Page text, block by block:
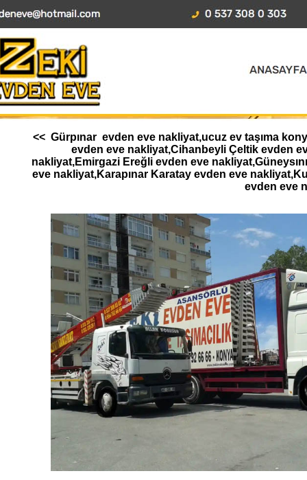
<< Gürpınar evden eve nakliyat,ucuz ev taşıma
evden eve nakliyat,Cihanbeyli Çeltik evden
nakliyat,Emirgazi Ereğli evden eve
eve nakliyat,Karapınar Karatay evden eve
evden eve